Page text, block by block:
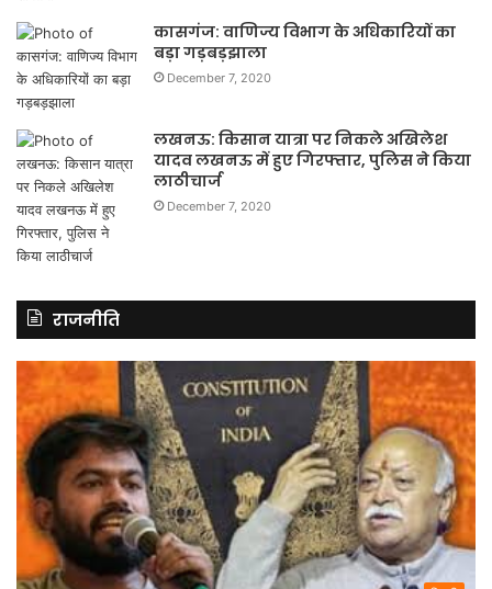
कासगंज: वाणिज्य विभाग के अधिकारियों का
बड़ा गड़बड़झाला
December 7, 2020
लखनऊ: किसान यात्रा पर निकले अखिलेश
यादव लखनऊ में हुए गिरफ्तार, पुलिस ने किया
लाठीचार्ज
December 7, 2020
राजनीति